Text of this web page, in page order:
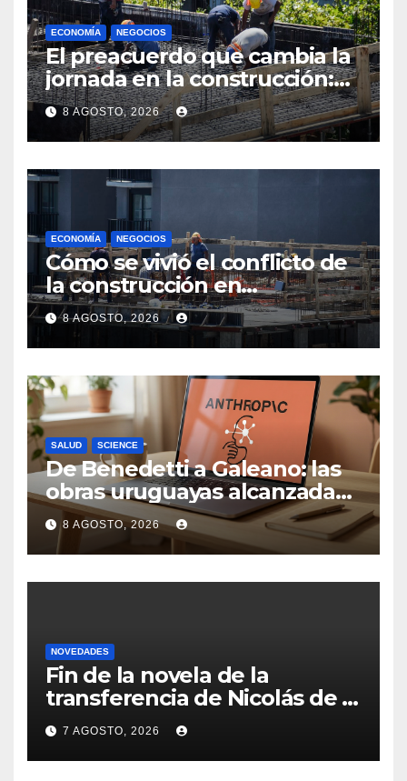
ECONOMÍA NEGOCIOS
El preacuerdo que cambia la
jornada en la construcción:
menos horas, subas reales y
convenio hasta 2031
8 AGOSTO, 2026
ECONOMÍA NEGOCIOS
Cómo se vivió el conflicto de
la construcción en
Maldonado, un
departamento donde el
sector tiene sus
particularidades
8 AGOSTO, 2026
SALUD SCIENCE
De Benedetti a Galeano: las
obras uruguayas alcanzadas
por la demanda colectiva de
US$ 1.500 millones contra
Anthropic
8 AGOSTO, 2026
NOVEDADES
Fin de la novela de la
transferencia de Nicolás de la
Cruz a Peñarol: “La operación
no se podrá concretar en
este momento”
7 AGOSTO, 2026